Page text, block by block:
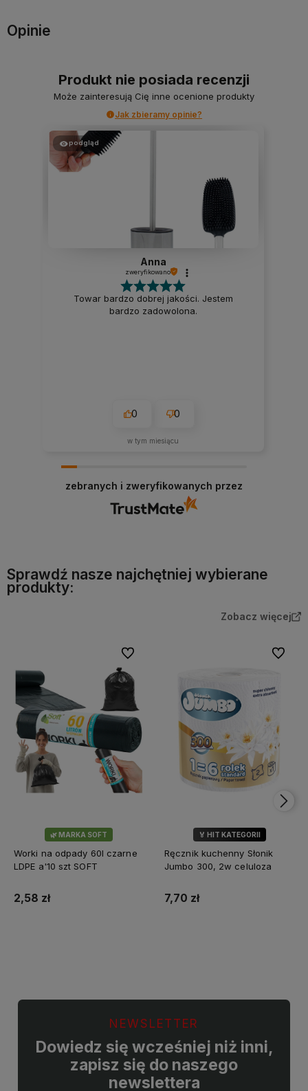
Opinie
Produkt nie posiada recenzji
Może zainteresują Cię inne ocenione produkty
Jak zbieramy opinie?
podgląd
Anna
zweryfikowano
Towar bardzo dobrej jakości. Jestem
bardzo zadowolona.
0 0
w tym miesiącu
zebranych i zweryfikowanych przez
Sprawdź nasze najchętniej wybierane
produkty:
Zobacz więcej
🌿 MARKA SOFT
Worki na odpady 60l czarne
LDPE a'10 szt SOFT
2,58 zł
Do ulubionych
🏅 HIT KATEGORII
💎 WYBÓR KLIENTÓW
Ręcznik kuchenny Słonik
Jumbo 300, 2w celuloza
7,70 zł
Do
NEWSLETTER
Dowiedz się wcześniej niż inni,
zapisz się do naszego
newslettera